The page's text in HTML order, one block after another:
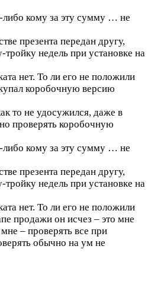
либо кому за эту сумму … не
презента передан другу,
тройку недель при установке на
нет. То ли его не положили
коробочную версию
то не удосужился, даже в
проверять коробочную
либо кому за эту сумму … не
презента передан другу,
тройку недель при установке на
нет. То ли его не положили
продажи он исчез – это мне
– проверять все при
обычно на ум не